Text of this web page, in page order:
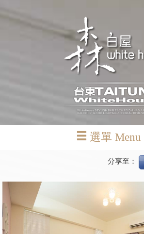
選單 Menu
分享至：